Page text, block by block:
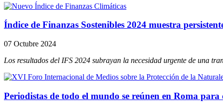
Índice de Finanzas Sostenibles 2024 muestra
07 Octubre 2024
Los resultados del IFS 2024 subrayan la necesidad urgente de una
Periodistas de todo el mundo se reúnen en Roma